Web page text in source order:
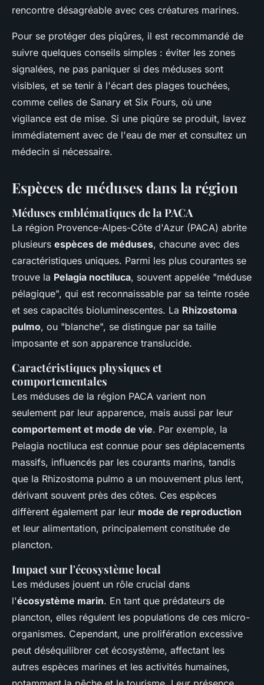
rencontre désagréable avec ces créatures marines.
Pour se protéger des piqûres, il est recommandé de
suivre quelques conseils simples : éviter les zones
signalées, ne pas paniquer si des méduses sont
visibles, et se tenir à l'écart des plages touchées,
comme celles de Sanary et Six Fours, où une
vigilance est de mise. Si une piqûre se produit, lavez
immédiatement avec de l'eau de mer et consultez un
médecin si nécessaire.
Espèces de méduses dans la région
Méduses emblématiques de la PACA
La région Provence-Alpes-Côte d'Azur (PACA) abrite
plusieurs espèces de méduses, chacune avec des
caractéristiques uniques. Parmi les plus courantes se
trouve la Pelagia noctiluca, souvent appelée "méduse
pélagique", qui est reconnaissable par sa teinte rosée
et ses capacités bioluminescentes. La Rhizostoma
pulmo, ou "blanche", se distingue par sa taille
imposante et son apparence translucide.
Caractéristiques physiques et
comportementales
Les méduses de la région PACA varient non
seulement par leur apparence, mais aussi par leur
comportement et mode de vie. Par exemple, la
Pelagia noctiluca est connue pour ses déplacements
massifs, influencés par les courants marins, tandis
que la Rhizostoma pulmo a un mouvement plus lent,
dérivant souvent près des côtes. Ces espèces
diffèrent également par leur mode de reproduction
et leur alimentation, principalement constituée de
plancton.
Impact sur l'écosystème local
Les méduses jouent un rôle crucial dans
l'écosystème marin. En tant que prédateurs de
plancton, elles régulent les populations de ces micro-
organismes. Cependant, une prolifération excessive
peut déséquilibrer cet écosystème, affectant les
autres espèces marines et les activités humaines,